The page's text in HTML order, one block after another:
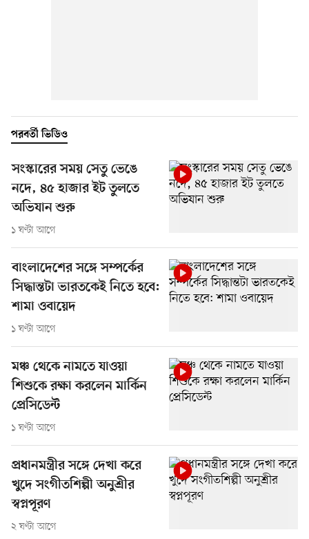
পরবর্তী ভিডিও
সংস্কারের সময় সেতু ভেঙে
নদে, ৪৫ হাজার ইট তুলতে
অভিযান শুরু
১ ঘণ্টা আগে
বাংলাদেশের সঙ্গে সম্পর্কের
সিদ্ধান্তটা ভারতকেই নিতে হবে:
শামা ওবায়েদ
১ ঘণ্টা আগে
মঞ্চ থেকে নামতে যাওয়া
শিশুকে রক্ষা করলেন মার্কিন
প্রেসিডেন্ট
১ ঘণ্টা আগে
প্রধানমন্ত্রীর সঙ্গে দেখা করে
খুদে সংগীতশিল্পী অনুশ্রীর
স্বপ্নপূরণ
২ ঘণ্টা আগে